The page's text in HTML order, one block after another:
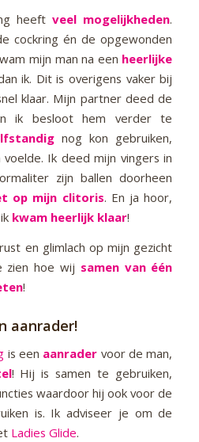
heeftveel mogelijkheden.
cockring én de opgewonden
mijn man na een heerlijke
ik. Dit is overigens vaker bij
klaar. Mijn partner deed de
ik besloot hem verder te
nog kon gebruiken,
Ik deed mijn vingers in
zijn ballen doorheen
op mijn clitoris. En ja hoor,
kwam heerlijk klaar!
en glimlach op mijn gezicht
hoe wij samen van één
!
aanrader!
is een aanrader voor de man,
! Hij is samen te gebruiken,
waardoor hij ook voor de
is. Ik adviseer je om de
Ladies Glide.